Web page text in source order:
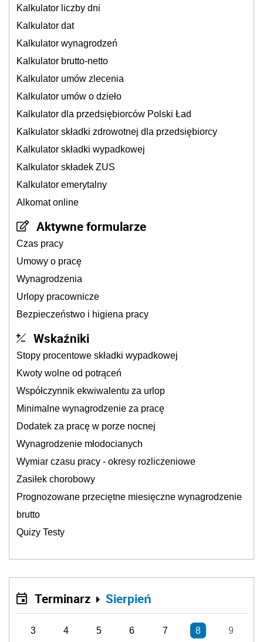
Kalkulator liczby dni
Kalkulator dat
Kalkulator wynagrodzeń
Kalkulator brutto-netto
Kalkulator umów zlecenia
Kalkulator umów o dzieło
Kalkulator dla przedsiębiorców Polski Ład
Kalkulator składki zdrowotnej dla przedsiębiorcy
Kalkulator składki wypadkowej
Kalkulator składek ZUS
Kalkulator emerytalny
Alkomat online
Aktywne formularze
Czas pracy
Umowy o pracę
Wynagrodzenia
Urlopy pracownicze
Bezpieczeństwo i higiena pracy
Wskaźniki
Stopy procentowe składki wypadkowej
Kwoty wolne od potrąceń
Współczynnik ekwiwalentu za urlop
Minimalne wynagrodzenie za pracę
Dodatek za pracę w porze nocnej
Wynagrodzenie młodocianych
Wymiar czasu pracy - okresy rozliczeniowe
Zasiłek chorobowy
Prognozowane przeciętne miesięczne wynagrodzenie
brutto
Quizy Testy
Terminarz Sierpień
3 4 5 6 7 8 9